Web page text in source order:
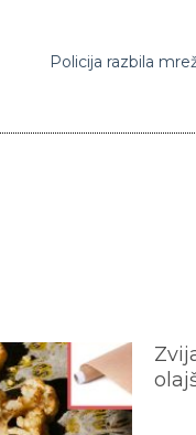
Policija razbila